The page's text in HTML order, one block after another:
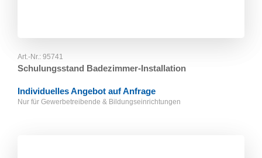
Art.-Nr.: 95741
Schulungsstand Badezimmer-Installation
Individuelles Angebot auf Anfrage
Nur für Gewerbetreibende & Bildungseinrichtungen